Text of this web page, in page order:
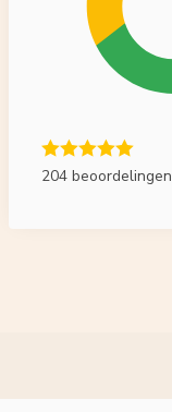
204 beoordelingen